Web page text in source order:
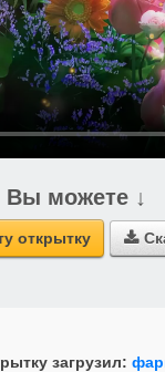
Вы можете ↓
открытку 
загрузил: